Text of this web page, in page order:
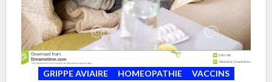
GRIPPE AVIAIRE HOMEOPATHIE VACCINS